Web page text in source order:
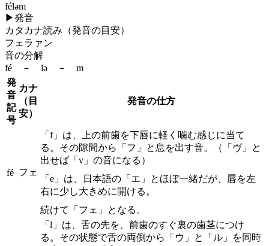
féləm
▶発音
カタカナ読み（発音の目安）
フェラァン
音の分解
fé － lə － m
発
音
記
号
カナ
（目
安）
発音の仕方
fé フェ
「f」は、上の前歯を下唇に軽く噛む感じに当て
る。その隙間から「フ」と息を出す音。（「ヴ」と
出せば「v」の音になる）
「e」は、日本語の「エ」とほぼ一緒だが、唇を左
右に少し大きめに開ける。
続けて「フェ」となる。
「l」は、舌の先を、前歯のすぐ裏の歯茎につけ
る。その状態で舌の両側から「ウ」と「ル」を同時